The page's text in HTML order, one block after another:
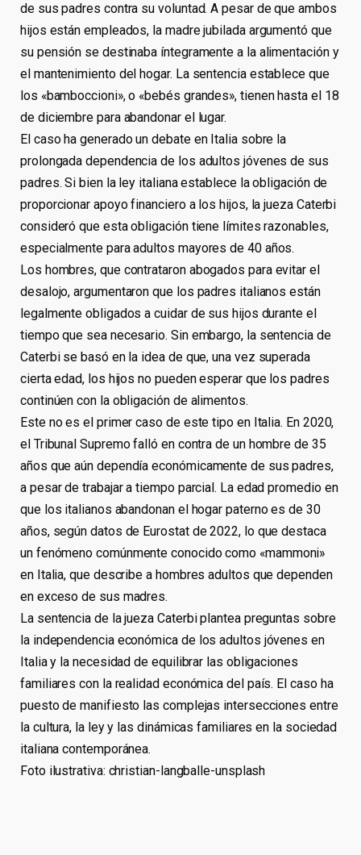
de sus padres contra su voluntad. A pesar de que ambos
hijos están empleados, la madre jubilada argumentó que
su pensión se destinaba íntegramente a la alimentación y
el mantenimiento del hogar. La sentencia establece que
los «bamboccioni», o «bebés grandes», tienen hasta el 18
de diciembre para abandonar el lugar.
El caso ha generado un debate en Italia sobre la
prolongada dependencia de los adultos jóvenes de sus
padres. Si bien la ley italiana establece la obligación de
proporcionar apoyo financiero a los hijos, la jueza Caterbi
consideró que esta obligación tiene límites razonables,
especialmente para adultos mayores de 40 años.
Los hombres, que contrataron abogados para evitar el
desalojo, argumentaron que los padres italianos están
legalmente obligados a cuidar de sus hijos durante el
tiempo que sea necesario. Sin embargo, la sentencia de
Caterbi se basó en la idea de que, una vez superada
cierta edad, los hijos no pueden esperar que los padres
continúen con la obligación de alimentos.
Este no es el primer caso de este tipo en Italia. En 2020,
el Tribunal Supremo falló en contra de un hombre de 35
años que aún dependía económicamente de sus padres,
a pesar de trabajar a tiempo parcial. La edad promedio en
que los italianos abandonan el hogar paterno es de 30
años, según datos de Eurostat de 2022, lo que destaca
un fenómeno comúnmente conocido como «mammoni»
en Italia, que describe a hombres adultos que dependen
en exceso de sus madres.
La sentencia de la jueza Caterbi plantea preguntas sobre
la independencia económica de los adultos jóvenes en
Italia y la necesidad de equilibrar las obligaciones
familiares con la realidad económica del país. El caso ha
puesto de manifiesto las complejas intersecciones entre
la cultura, la ley y las dinámicas familiares en la sociedad
italiana contemporánea.
Foto ilustrativa: christian-langballe-unsplash